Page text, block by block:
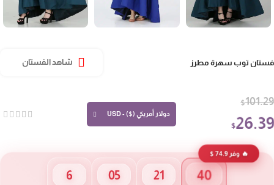
توب سهرة مطرز شاهد الفستان
$
$
دولار أمريكي ($) - USD
🔥 وفر 74.9 $
05 21 40